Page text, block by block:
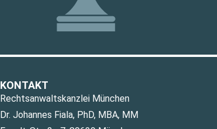
KONTAKT
Rechtsanwaltskanzlei München
Dr. Johannes Fiala, PhD, MBA, MM